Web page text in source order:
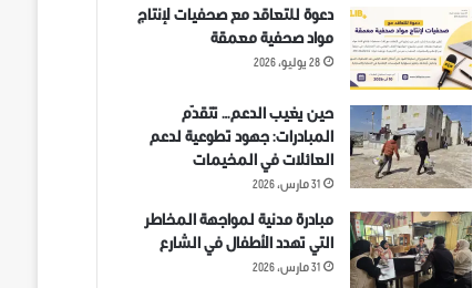
دعوة للتعاقد مع صحفيات لإنتاج
مواد صحفية معمقة
28 يوليو، 2026
حين يغيب الدعم… تتقدّم
المبادرات: جهود تطوعية لدعم
العائلات في المخيمات
31 مارس، 2026
مبادرة مدنية لمواجهة المخاطر
التي تهدد الأطفال في الشارع
31 مارس، 2026